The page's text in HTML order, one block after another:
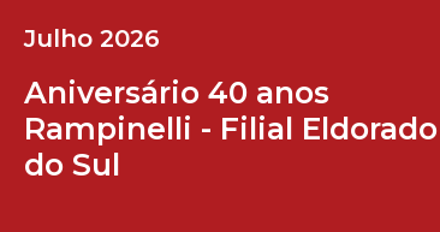
Julho 2026
Aniversário 40 anos
Rampinelli - Filial Eldorado
do Sul